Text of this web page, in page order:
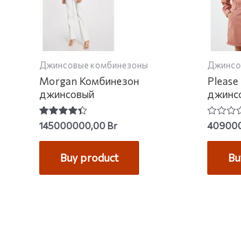
Джинсовые комбинезоны
Morgan Комбинезон
джинсовый
Rated
4.43
out of 5
145000000,00Br
Buy product
Rated
0
out